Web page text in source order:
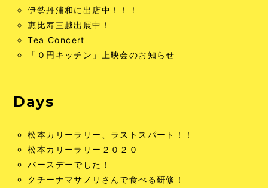
伊勢丹浦和に出店中！！！
恵比寿三越出展中！
Tea Concert
「０円キッチン」上映会のお知らせ
Days
松本カリーラリー、ラストスパート！！
松本カリーラリー２０２０
バースデーでした！
クチーナマサノリさんで食べる研修！